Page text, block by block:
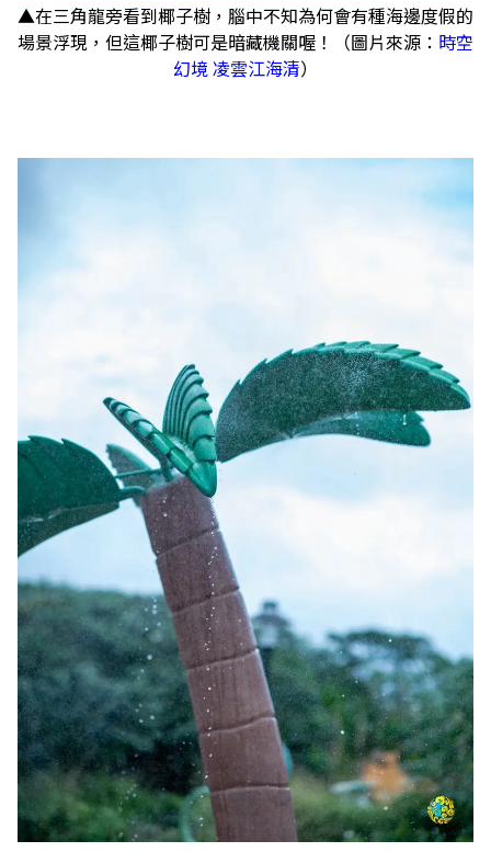
▲在三角龍旁看到椰子樹，腦中不知為何會有種海邊度假的
場景浮現，但這椰子樹可是暗藏機關喔！（圖片來源： 時空
幻境 凌雲江海清）